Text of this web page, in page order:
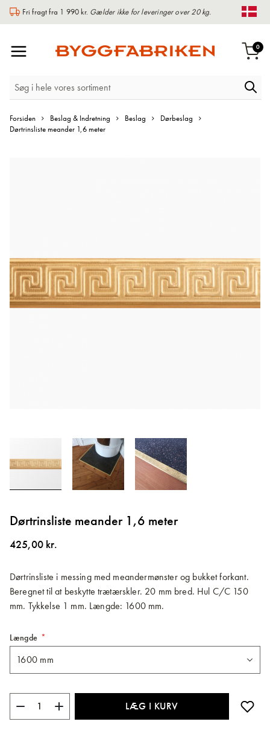
Fri fragt fra 1 990 kr. Gælder ikke for leveringer over 20 kg.
0
Forsiden Beslag & Indretning Beslag
Dørbeslag
Dørtrinsliste meander 1,6 meter
til
starten
billedgalleriet
Dørtrinsliste meander 1,6 meter
425,00 kr.
Dørtrinsliste i messing med meandermønster og bukket forkant.
Beregnet til at beskytte trætærskler. 20 mm bred. Hul C/C 150
mm. Tykkelse 1 mm. Længde: 1600 mm.
Længde
LÆG I KURV